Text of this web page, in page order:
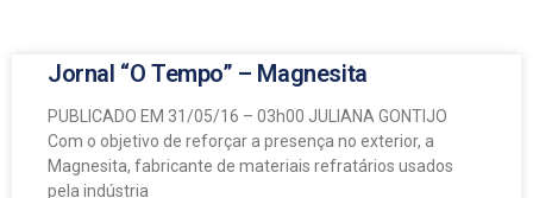
Jornal “O Tempo” – Magnesita
PUBLICADO EM 31/05/16 – 03h00 JULIANA GONTIJO
Com o objetivo de reforçar a presença no exterior, a
Magnesita, fabricante de materiais refratários usados
pela indústria